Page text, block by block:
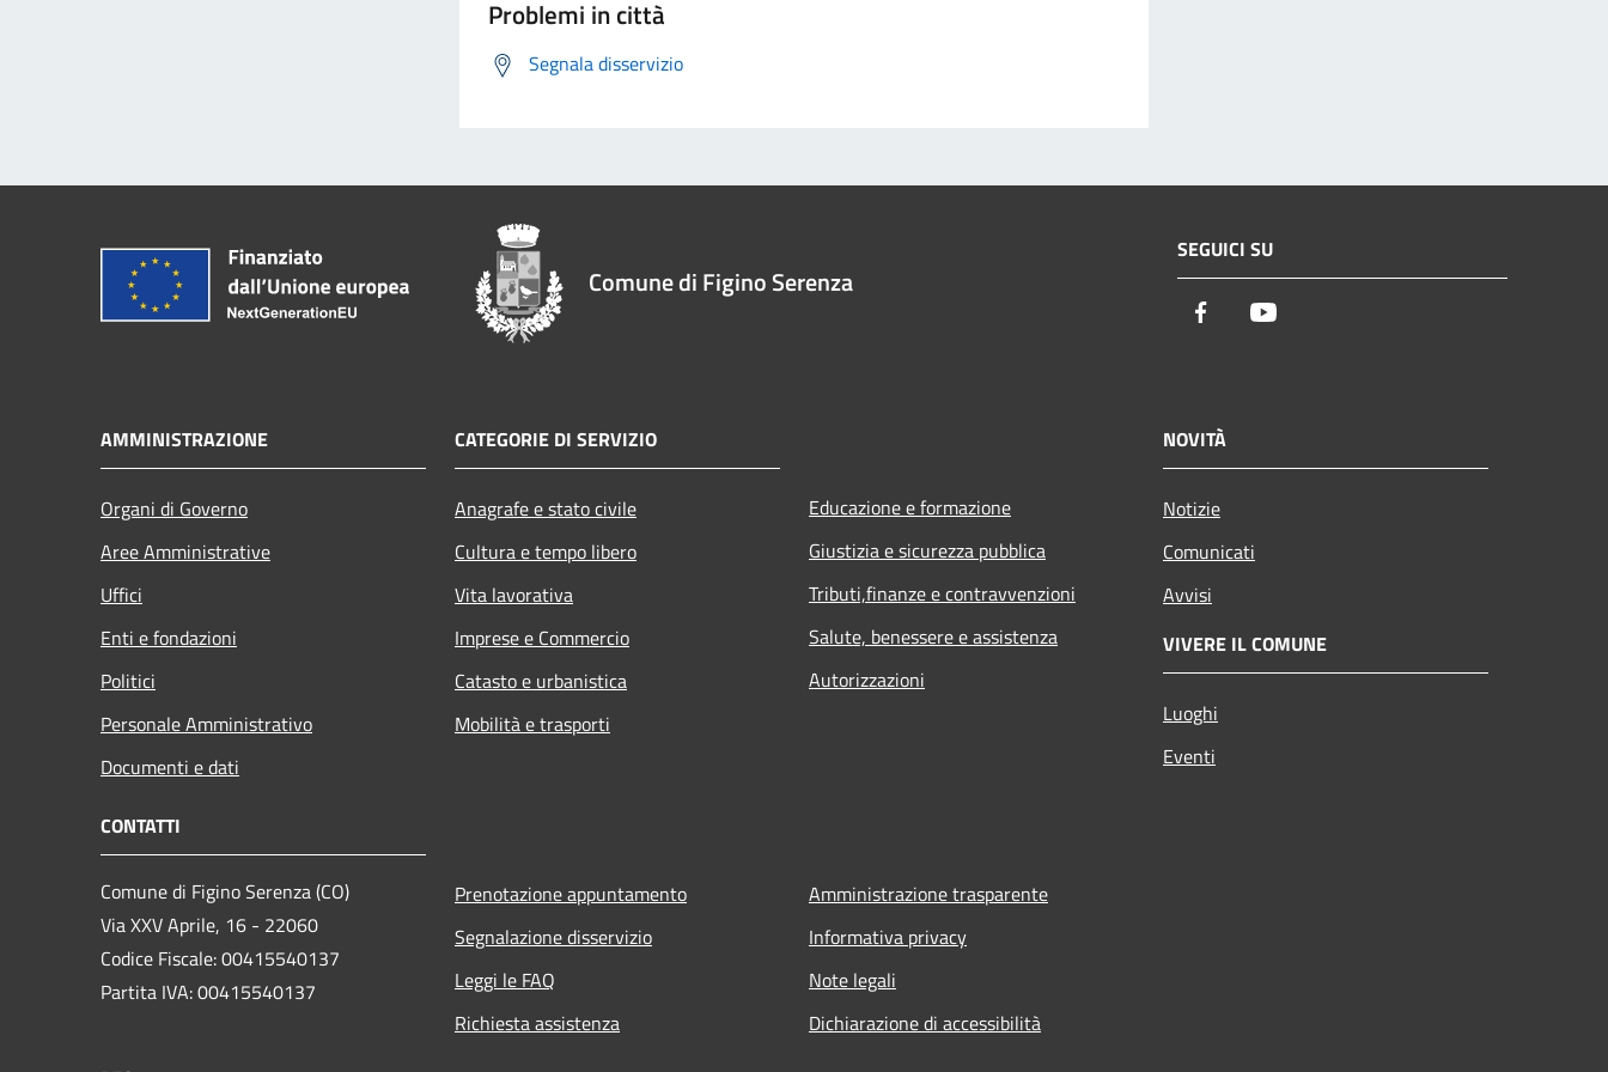
Problemi in città
Segnala disservizio
Comune di Figino Serenza
SEGUICI SU
Facebook
AMMINISTRAZIONE
Organi di Governo
Aree Amministrative
Uffici
Enti e fondazioni
Politici
Personale Amministrativo
Documenti e dati
CATEGORIE DI SERVIZIO
Anagrafe e stato civile
Cultura e tempo libero
Vita lavorativa
Imprese e Commercio
Catasto e urbanistica
Mobilità e trasporti
Educazione e formazione
Giustizia e sicurezza pubblica
Tributi,finanze e contravvenzioni
Salute, benessere e assistenza
Autorizzazioni
NOVITÀ
Notizie
Comunicati
Avvisi
VIVERE IL COMUNE
Luoghi
Eventi
CONTATTI
Comune di Figino Serenza (CO)
Via XXV Aprile, 16 - 22060
Codice Fiscale: 00415540137
Partita IVA: 00415540137
Prenotazione appuntamento
Segnalazione disservizio
Leggi le FAQ
Richiesta assistenza
Amministrazione trasparente
Informativa privacy
Note legali
Dichiarazione di accessibilità